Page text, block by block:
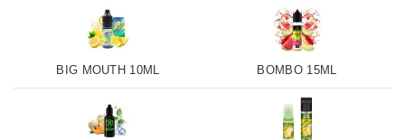
BIG MOUTH 10ML BOMBO 15ML